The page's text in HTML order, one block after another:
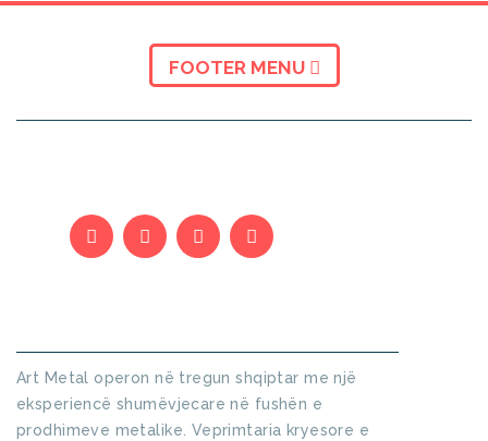
FOOTER MENU
Art Metal operon në tregun shqiptar me një
eksperiencë shumëvjecare në fushën e
prodhimeve metalike. Veprimtaria kryesore e